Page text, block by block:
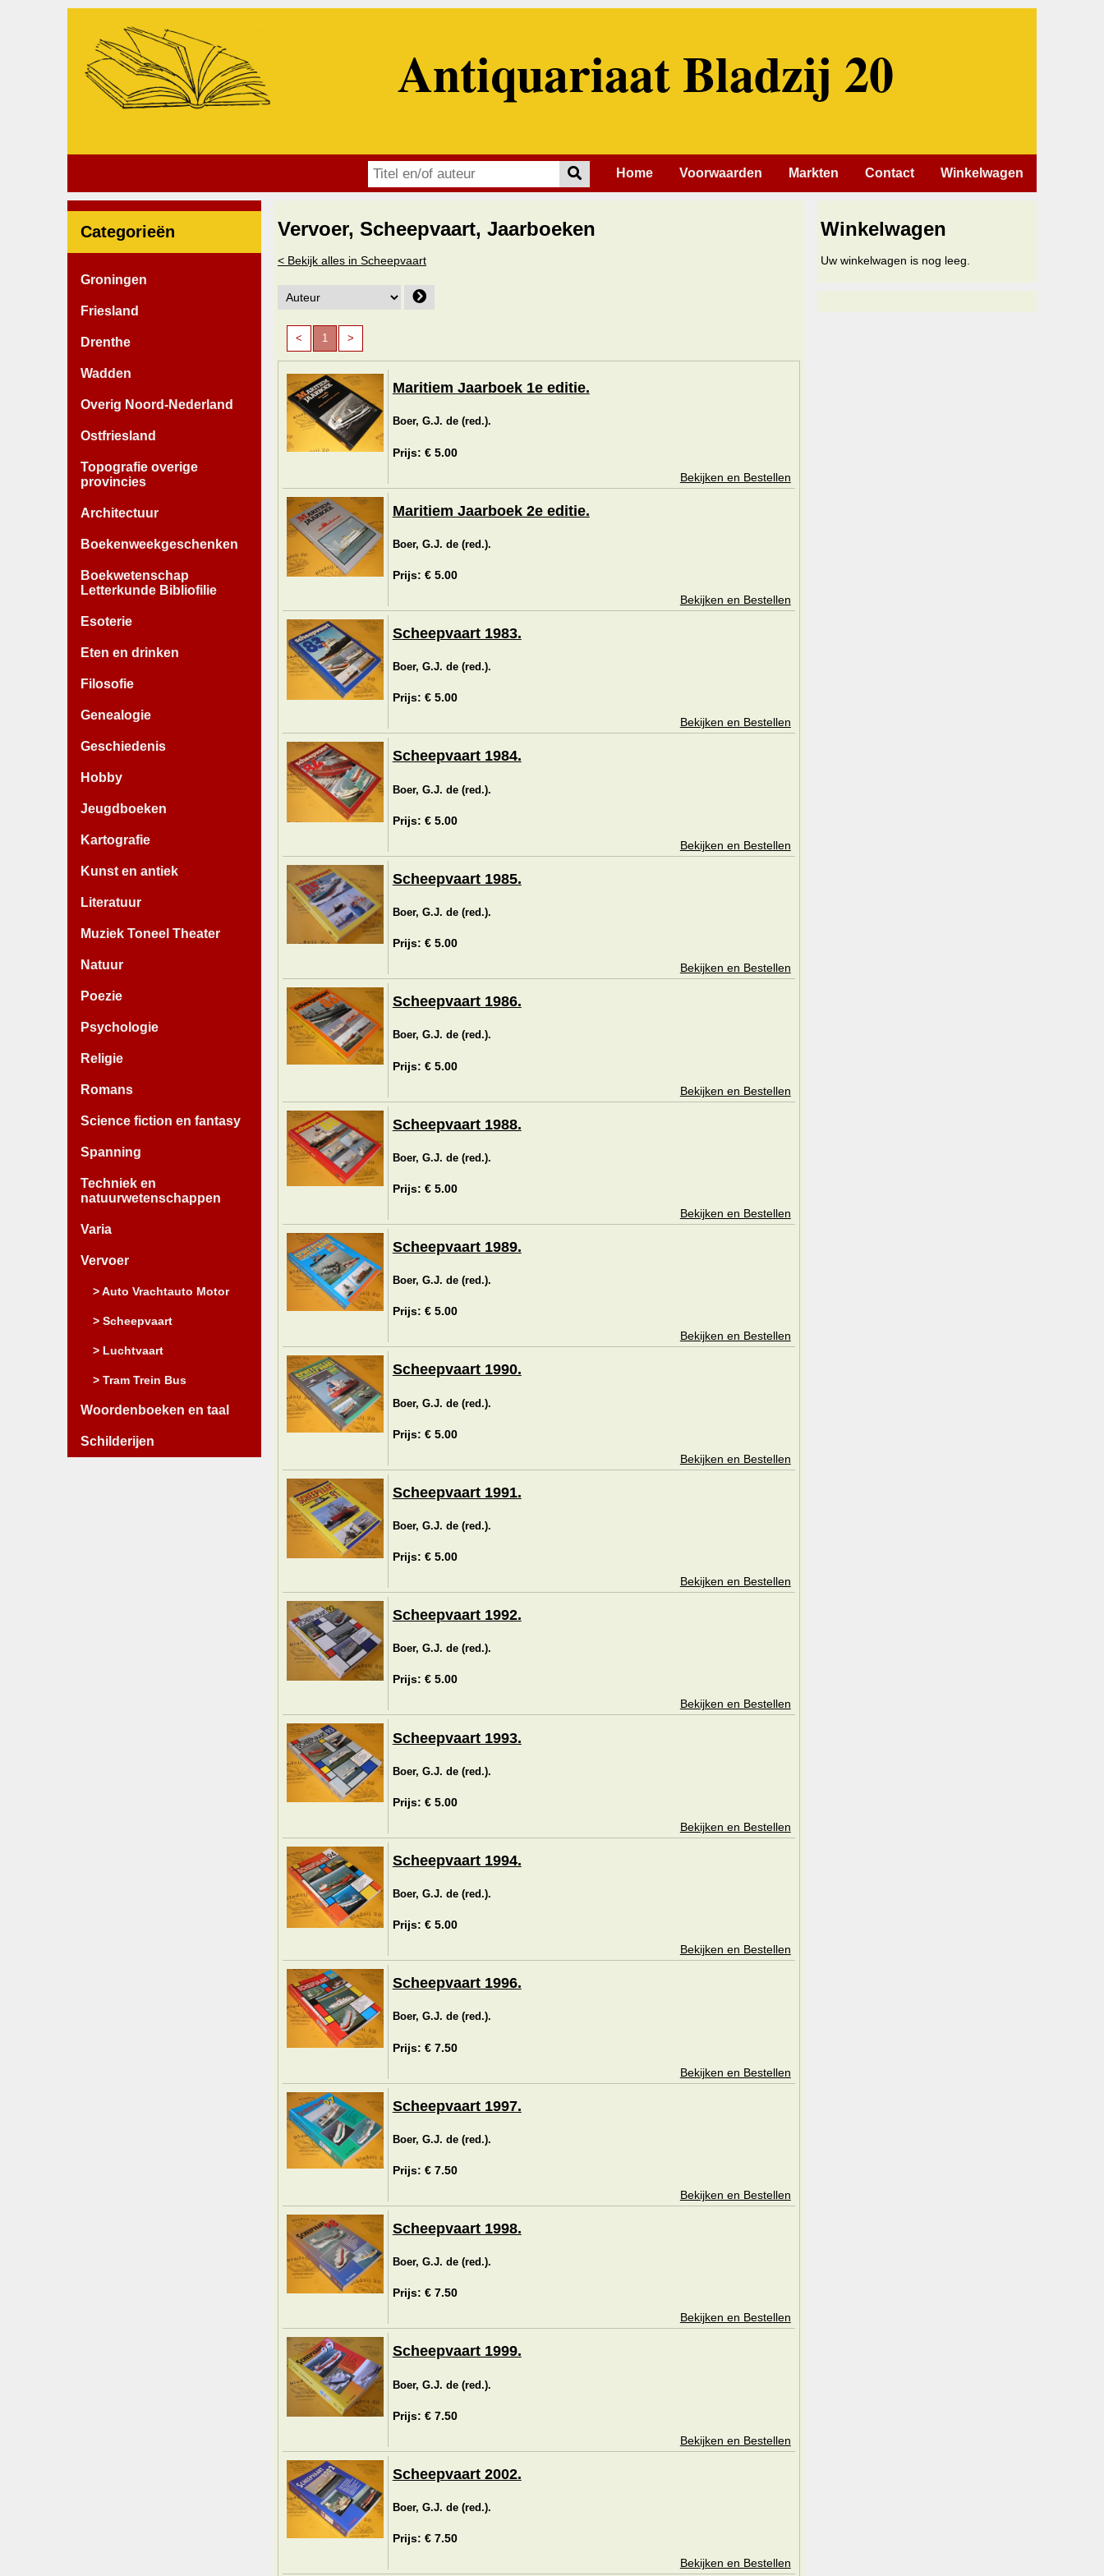
Antiquariaat Bladzij 20
Winkelwagen
Contact
Markten
Voorwaarden
Home
Categorieën
Groningen
Friesland
Drenthe
Wadden
Overig Noord-Nederland
Ostfriesland
Topografie overige
provincies
Architectuur
Boekenweekgeschenken
Boekwetenschap
Letterkunde Bibliofilie
Esoterie
Eten en drinken
Filosofie
Genealogie
Geschiedenis
Hobby
Jeugdboeken
Kartografie
Kunst en antiek
Literatuur
Muziek Toneel Theater
Natuur
Poezie
Psychologie
Religie
Romans
Science fiction en fantasy
Spanning
Techniek en
natuurwetenschappen
Varia
Vervoer
> Auto Vrachtauto Motor
> Scheepvaart
> Luchtvaart
> Tram Trein Bus
Woordenboeken en taal
Schilderijen
Vervoer, Scheepvaart, Jaarboeken
< Bekijk alles in Scheepvaart
< 1 >
Maritiem Jaarboek 1e editie.
Boer, G.J. de (red.).
Prijs: € 5.00
Bekijken en Bestellen
Maritiem Jaarboek 2e editie.
Boer, G.J. de (red.).
Prijs: € 5.00
Bekijken en Bestellen
Scheepvaart 1983.
Boer, G.J. de (red.).
Prijs: € 5.00
Bekijken en Bestellen
Scheepvaart 1984.
Boer, G.J. de (red.).
Prijs: € 5.00
Bekijken en Bestellen
Scheepvaart 1985.
Boer, G.J. de (red.).
Prijs: € 5.00
Bekijken en Bestellen
Scheepvaart 1986.
Boer, G.J. de (red.).
Prijs: € 5.00
Bekijken en Bestellen
Scheepvaart 1988.
Boer, G.J. de (red.).
Prijs: € 5.00
Bekijken en Bestellen
Scheepvaart 1989.
Boer, G.J. de (red.).
Prijs: € 5.00
Bekijken en Bestellen
Scheepvaart 1990.
Boer, G.J. de (red.).
Prijs: € 5.00
Bekijken en Bestellen
Scheepvaart 1991.
Boer, G.J. de (red.).
Prijs: € 5.00
Bekijken en Bestellen
Scheepvaart 1992.
Boer, G.J. de (red.).
Prijs: € 5.00
Bekijken en Bestellen
Scheepvaart 1993.
Boer, G.J. de (red.).
Prijs: € 5.00
Bekijken en Bestellen
Scheepvaart 1994.
Boer, G.J. de (red.).
Prijs: € 5.00
Bekijken en Bestellen
Scheepvaart 1996.
Boer, G.J. de (red.).
Prijs: € 7.50
Bekijken en Bestellen
Scheepvaart 1997.
Boer, G.J. de (red.).
Prijs: € 7.50
Bekijken en Bestellen
Scheepvaart 1998.
Boer, G.J. de (red.).
Prijs: € 7.50
Bekijken en Bestellen
Scheepvaart 1999.
Boer, G.J. de (red.).
Prijs: € 7.50
Bekijken en Bestellen
Scheepvaart 2002.
Boer, G.J. de (red.).
Prijs: € 7.50
Bekijken en Bestellen
Winkelwagen
Uw winkelwagen is nog leeg.